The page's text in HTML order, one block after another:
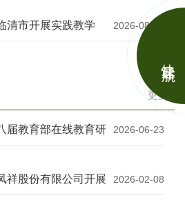
2026-08-01
清市开展实践教学
发展
更多+
2026-06-23
届教育部在线教育研
2026-02-08
祥股份有限公司开展